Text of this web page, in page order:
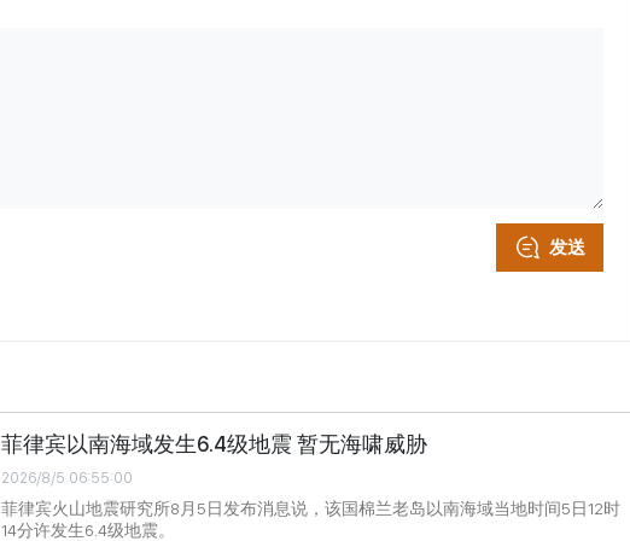
发送
菲律宾以南海域发生6.4级地震 暂无海啸威胁
2026/8/5 06:55:00
菲律宾火山地震研究所8月5日发布消息说，该国棉兰老岛以南海域当地时间5日12时
14分许发生6.4级地震。